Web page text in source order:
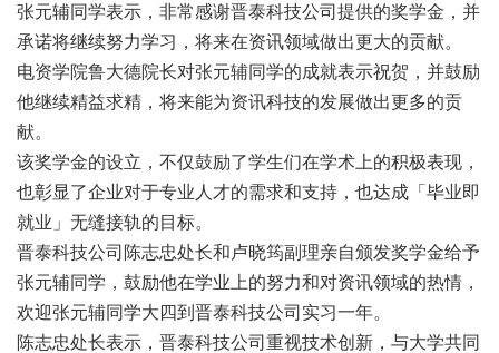
张元辅同学表示，非常感谢晋泰科技公司提供的奖学金，并
承诺将继续努力学习，将来在资讯领域做出更大的贡献。
电资学院鲁大德院长对张元辅同学的成就表示祝贺，并鼓励
他继续精益求精，将来能为资讯科技的发展做出更多的贡
献。
该奖学金的设立，不仅鼓励了学生们在学术上的积极表现，
也彰显了企业对于专业人才的需求和支持，也达成「毕业即
就业」无缝接轨的目标。
晋泰科技公司陈志忠处长和卢晓筠副理亲自颁发奖学金给予
张元辅同学，鼓励他在学业上的努力和对资讯领域的热情，
欢迎张元辅同学大四到晋泰科技公司实习一年。
陈志忠处长表示，晋泰科技公司重视技术创新，与大学共同